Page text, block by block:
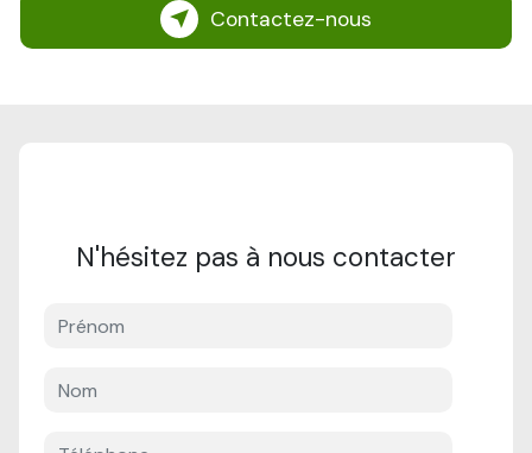
Contactez-nous
N'hésitez pas à nous contacter